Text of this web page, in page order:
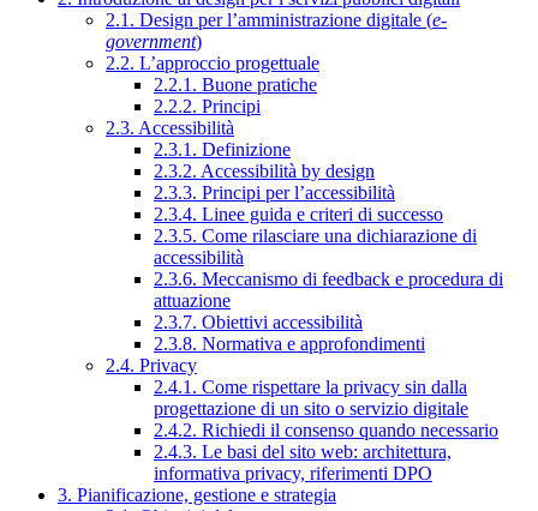
2.1. Design per l’amministrazione digitale (e-
government)
2.2. L’approccio progettuale
2.2.1. Buone pratiche
2.2.2. Principi
2.3. Accessibilità
2.3.1. Definizione
2.3.2. Accessibilità by design
2.3.3. Principi per l’accessibilità
2.3.4. Linee guida e criteri di successo
2.3.5. Come rilasciare una dichiarazione di
accessibilità
2.3.6. Meccanismo di feedback e procedura di
attuazione
2.3.7. Obiettivi accessibilità
2.3.8. Normativa e approfondimenti
2.4. Privacy
2.4.1. Come rispettare la privacy sin dalla
progettazione di un sito o servizio digitale
2.4.2. Richiedi il consenso quando necessario
2.4.3. Le basi del sito web: architettura,
informativa privacy, riferimenti DPO
3. Pianificazione, gestione e strategia